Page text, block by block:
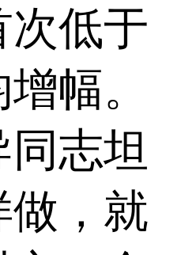
次低于
幅。
志坦
做，就